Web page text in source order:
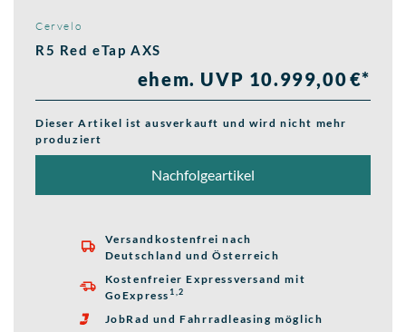
Cervelo
R5 Red eTap AXS
ehem. UVP 10.999,00 €*
Dieser Artikel ist ausverkauft und wird nicht mehr
produziert
Nachfolgeartikel

Versandkostenfrei nach
Deutschland und Österreich

Kostenfreier Expressversand mit
GoExpress 1,2
 JobRad und Fahrradleasing möglich